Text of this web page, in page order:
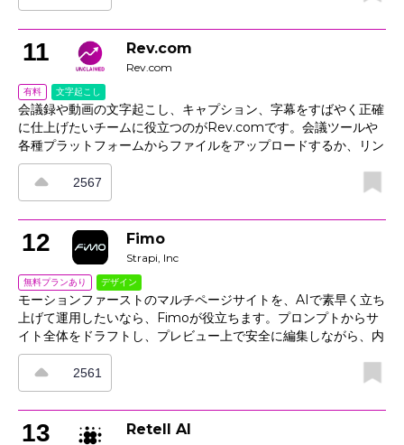
ーでき、デプロイとロールバックも監査可能な状態を保てます。
さらに、パフォーマンス、エラー、セキュリティ状況をまとめて
確認できるダッシュボードや、構成のずれを早期に見つけて修正
案と理由を示すプロジェクト比較機能も搭載し、チームの安定し
たリリースを支援します。
11 Rev.com
Rev.com
有料 文字起こし
会議録や動画の文字起こし、キャプション、字幕をすばやく正確
に仕上げたいチームに役立つのがRev.comです。会議ツールや
各種プラットフォームからファイルをアップロードするか、リン
クを貼り付けるだけで利用でき、人間による作業、AI、または両
者を組み合わせたワークフローを選べます。話者ラベル、タイム
スタンプ、用語集にも対応しており、内容の正確さを保ちながら
アクセシブルなメディアを公開できます。さらに、編集者や
CMSへの連携により、コピー＆ペーストの手間を減らし、公開
までの流れをスムーズに進められます。
2567
12 Fimo
Strapi, Inc
無料プランあり デザイン
モーションファーストのマルチページサイトを、AIで素早く立ち
上げて運用したいなら、Fimoが役立ちます。プロンプトからサ
イト全体をドラフトし、プレビュー上で安全に編集しながら、内
蔵CMSでコンテンツを更新、アセットでメディアを管理し、必
要に応じてコードの微調整まで行えます。さらに、リアルタイム
コラボレーションで編集内容をチームに即時共有でき、公開機能
を使えば変更を1分以内に反映可能です。ビジュアル編集、コン
テンツ管理、ホスティングをひとつにまとめているため、分断さ
2561
13 Retell AI